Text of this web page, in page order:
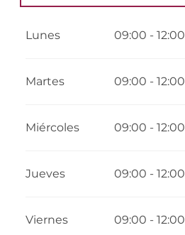
Lunes 09:00 - 12:00
Martes 09:00 - 12:00
Miércoles 09:00 - 12:00
Jueves 09:00 - 12:00
Viernes 09:00 - 12:00